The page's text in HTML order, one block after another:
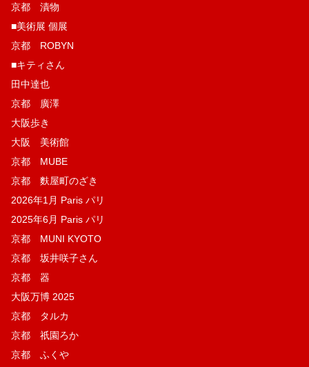
京都 漬物
■美術展 個展
京都 ROBYN
■キティさん
田中達也
京都 廣澤
大阪歩き
大阪 美術館
京都 MUBE
京都 麩屋町のざき
2026年1月 Paris パリ
2025年6月 Paris パリ
京都 MUNI KYOTO
京都 坂井咲子さん
京都 器
大阪万博 2025
京都 タルカ
京都 祇園ろか
京都 ふくや